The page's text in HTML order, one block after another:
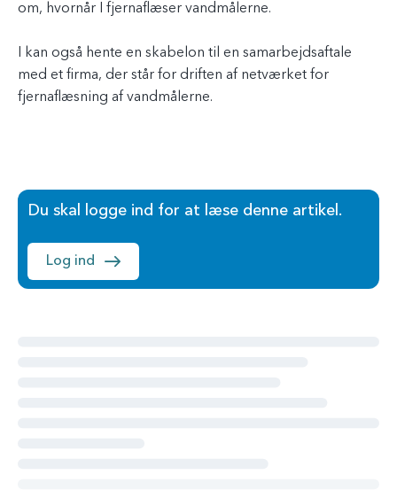
om, hvornår I fjernaflæser vandmålerne.
I kan også hente en skabelon til en samarbejdsaftale
med et firma, der står for driften af netværket for
fjernaflæsning af vandmålerne.
Du skal logge ind for at læse denne artikel.
Log ind